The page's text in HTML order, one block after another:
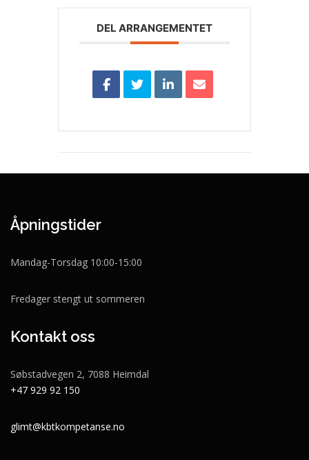
DEL ARRANGEMENTET
Åpningstider
Mandag-Torsdag 10:00-15:00
Fredager stengt ut sommeren
Kontakt oss
Søbstadvegen 2, 7088 Heimdal
+47 929 92 150
glimt@kbtkompetanse.no